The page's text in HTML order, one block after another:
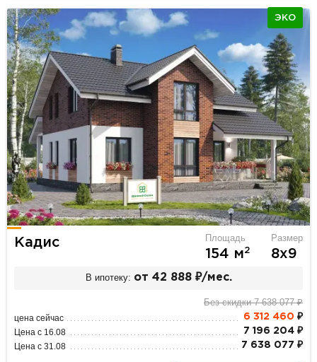
ЭКО
Кадис Площадь
154 м2
Размер
8х9
В ипотеку: от 42 888 ₽/мес.
Без скидки 7 638 077 ₽
цена сейчас 6 312 460 ₽
Цена с 16.08 7 196 204 ₽
Цена с 31.08 7 638 077 ₽